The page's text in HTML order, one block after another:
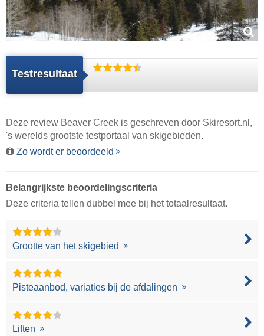
Testresultaat
Deze review Beaver Creek is geschreven door Skiresort.nl ,
's werelds grootste testportaal van skigebieden.
Zo wordt er beoordeeld
Belangrijkste beoordelingscriteria
Deze criteria tellen dubbel mee bij het totaalresultaat.
Grootte van het skigebied
Pisteaanbod, variaties bij de afdalingen
Liften